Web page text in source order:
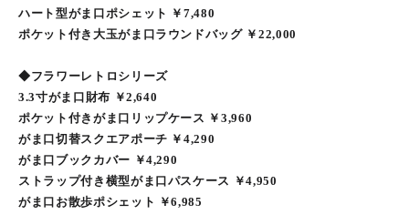
ハート型がま口ポシェット ￥7,480
ポケット付き大玉がま口ラウンドバッグ ￥22,000
◆フラワーレトロシリーズ
3.3寸がま口財布 ￥2,640
ポケット付きがま口リップケース ￥3,960
がま口切替スクエアポーチ ￥4,290
がま口ブックカバー ￥4,290
ストラップ付き横型がま口パスケース ￥4,950
がま口お散歩ポシェット ￥6,985